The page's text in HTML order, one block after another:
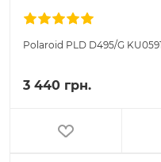
Polaroid PLD D495/G
3 440 грн.